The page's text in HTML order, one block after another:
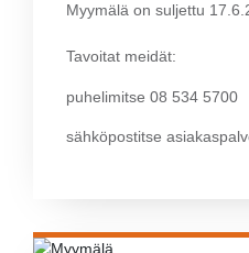
Myymälä on suljettu
Tavoitat meidät:
puhelimitse 08 534 5700
sähköpostitse